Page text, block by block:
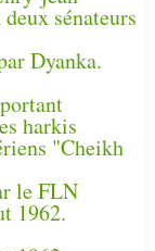
sénateurs
Dyanka.
harkis
"Cheikh
le FLN
1962.